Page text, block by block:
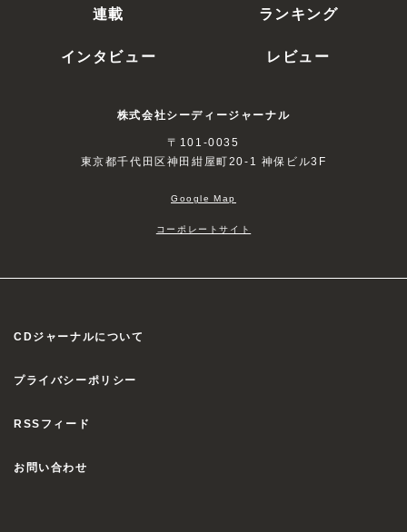
連載
ランキング
インタビュー
レビュー
株式会社シーディージャーナル
〒101-0035
東京都千代田区神田紺屋町20-1 神保ビル3F
Google Map
コーポレートサイト
CDジャーナルについて
プライバシーポリシー
RSSフィード
お問い合わせ